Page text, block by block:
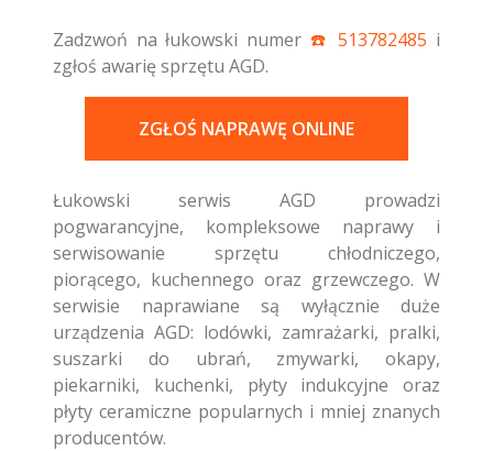
Zadzwoń na łukowski numer ☎️ 513782485 i
zgłoś awarię sprzętu AGD.
ZGŁOŚ NAPRAWĘ ONLINE
Łukowski serwis AGD prowadzi
pogwarancyjne, kompleksowe naprawy i
serwisowanie sprzętu chłodniczego,
piorącego, kuchennego oraz grzewczego. W
serwisie naprawiane są wyłącznie duże
urządzenia AGD: lodówki, zamrażarki, pralki,
suszarki do ubrań, zmywarki, okapy,
piekarniki, kuchenki, płyty indukcyjne oraz
płyty ceramiczne popularnych i mniej znanych
producentów.